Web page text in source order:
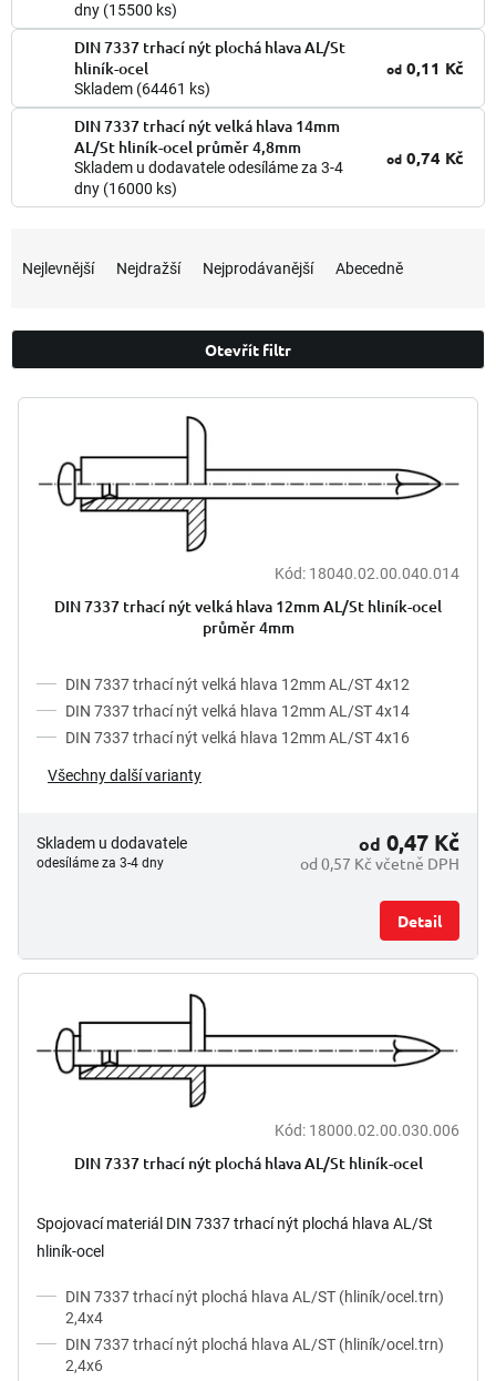
dny (15500 ks)
DIN 7337 trhací nýt plochá hlava AL/St
hliník-ocel
Skladem (64461 ks)
od 0,11 Kč
DIN 7337 trhací nýt velká hlava 14mm
AL/St hliník-ocel průměr 4,8mm
Skladem u dodavatele odesíláme za 3-4
dny (16000 ks)
od 0,74 Kč
n
í
r
Nejlevnější Nejdražší Nejprodávanější Abecedně
Otevřít filtr
V
Kód: 18040.02.00.040.014
DIN 7337 trhací nýt velká hlava 12mm AL/St hliník-ocel
průměr 4mm
DIN 7337 trhací nýt velká hlava 12mm AL/ST 4x12
DIN 7337 trhací nýt velká hlava 12mm AL/ST 4x14
DIN 7337 trhací nýt velká hlava 12mm AL/ST 4x16
Všechny další varianty
Skladem u dodavatele
odesíláme za 3-4 dny od 0,57 Kč včetně DPH
od 0,47 Kč
Detail
Kód: 18000.02.00.030.006
DIN 7337 trhací nýt plochá hlava AL/St hliník-ocel
Spojovací materiál DIN 7337 trhací nýt plochá hlava AL/St
hliník-ocel
DIN 7337 trhací nýt plochá hlava AL/ST (hliník/ocel.trn)
2,4x4
DIN 7337 trhací nýt plochá hlava AL/ST (hliník/ocel.trn)
2,4x6